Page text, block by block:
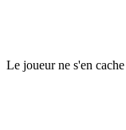
Le joueur ne s'en